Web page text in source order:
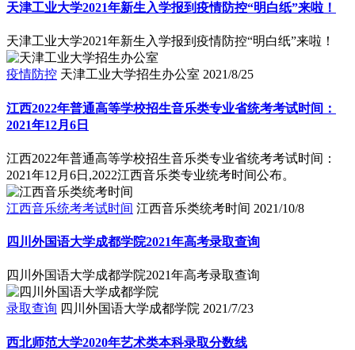
天津工业大学2021年新生入学报到疫情防控“明白纸”来啦！
天津工业大学2021年新生入学报到疫情防控“明白纸”来啦！
疫情防控 天津工业大学招生办公室 2021/8/25
江西2022年普通高等学校招生音乐类专业省统考考试时间：
2021年12月6日
江西2022年普通高等学校招生音乐类专业省统考考试时间：
2021年12月6日,2022江西音乐类专业统考时间公布。
江西音乐统考考试时间 江西音乐类统考时间 2021/10/8
四川外国语大学成都学院2021年高考录取查询
四川外国语大学成都学院2021年高考录取查询
录取查询 四川外国语大学成都学院 2021/7/23
西北师范大学2020年艺术类本科录取分数线